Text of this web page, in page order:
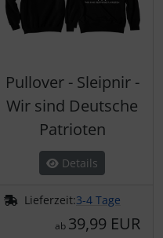
Pullover - Sleipnir -
Wir sind Deutsche
Patrioten
Details
Lieferzeit:3-4 Tage
ab 39,99 EUR